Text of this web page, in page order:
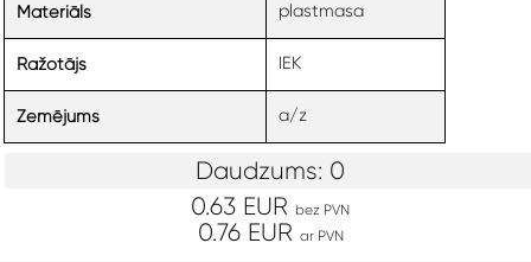
Materiāls plastmasa
Ražotājs IEK
Zemējums a/z
Daudzums: 0
0.63 EUR bez PVN
0.76 EUR ar PVN